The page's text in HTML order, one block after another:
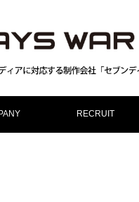
RECRUIT